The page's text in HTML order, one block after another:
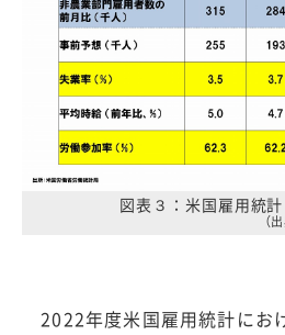
図表３：米国雇用統計
（
2022年度米国雇用統計にお